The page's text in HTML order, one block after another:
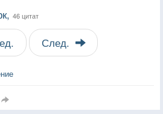
46 цитат
След.